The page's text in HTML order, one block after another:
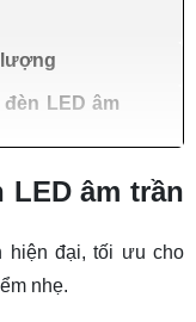
lượng
LED âm
LED âm trần
hiện đại, tối ưu cho
nhẹ.